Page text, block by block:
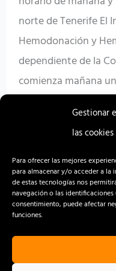
Gestionar
las cookies
Para ofrecer las mejores
para almacenar y/o acceder a
de estas tecnologías nos
navegación o las
consentimiento, puede afectar
funciones.
norte de Tenerife El
Hemodonación y
dependiente de la
comienza mañana
visitantes de este
Read More »